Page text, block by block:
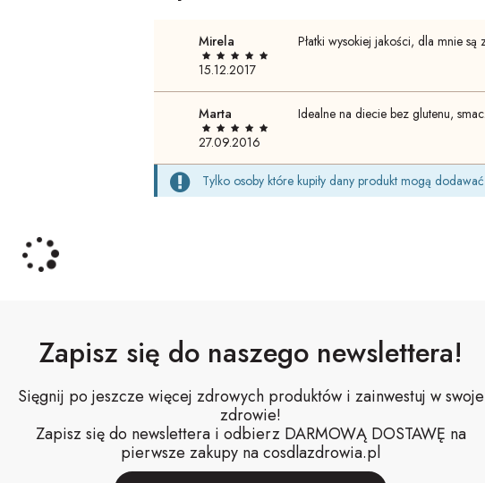
Mirela
15.12.2017
Płatki wysokiej jakości, dla mnie
Marta
27.09.2016
Idealne na diecie bez glutenu,
Tylko osoby które kupiły dany produkt mogą
Zapisz się do naszego newslettera!
Sięgnij po jeszcze więcej zdrowych produktów i zainwestuj w swoje
zdrowie!
Zapisz się do newslettera i odbierz DARMOWĄ DOSTAWĘ na
pierwsze zakupy na cosdlazdrowia.pl